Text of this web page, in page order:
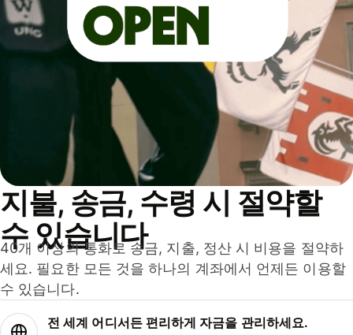
지불, 송금, 수령 시 절약할
수 있습니다
40개 이상의 통화로 송금, 지출, 정산 시 비용을 절약하
세요. 필요한 모든 것을 하나의 계좌에서 언제든 이용할
수 있습니다.
전 세계 어디서든 편리하게 자금을 관리하세요.